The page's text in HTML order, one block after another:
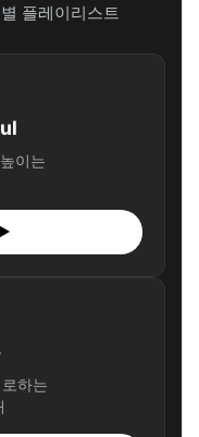
플레이리스트
이는
하는